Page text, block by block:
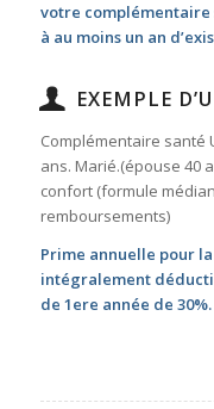
votre complémentaire
à au moins un an
EXEMPLE
Complémentaire santé
ans. Marié.(épouse 40
confort (formule
remboursements)
Prime annuelle pour la
intégralement
de 1ere année de 30%.